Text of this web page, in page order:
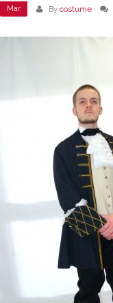
Mar By costume